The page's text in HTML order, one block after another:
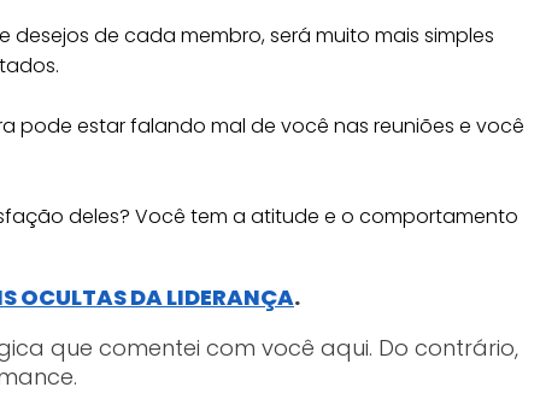
de cada membro, será muito mais simples
pode estar falando mal de você nas reuniões e você
deles? Você tem a atitude e o comportamento
OCULTAS DA LIDERANÇA.
que comentei com você aqui. Do contrário,